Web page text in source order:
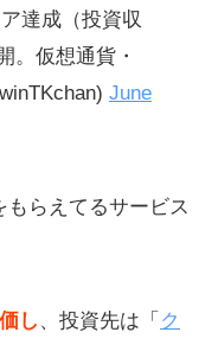
達成（投資収
。仮想通貨・
June
もらえてるサービス
し 、投資先は「 ク